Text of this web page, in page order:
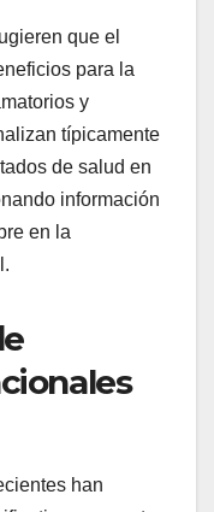
que el
para la
y
típicamente
de salud en
información
en la
han